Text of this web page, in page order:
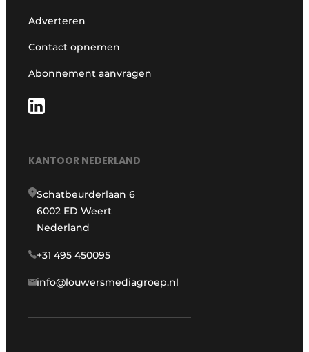
Adverteren
Contact opnemen
Abonnement aanvragen
KANTOOR NEDERLAND
Schatbeurderlaan 6
6002 ED Weert
Nederland
+31 495 450095
info@louwersmediagroep.nl